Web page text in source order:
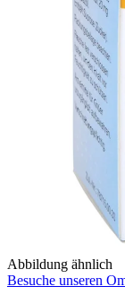
Abbildung ähnlich
Besuche unseren